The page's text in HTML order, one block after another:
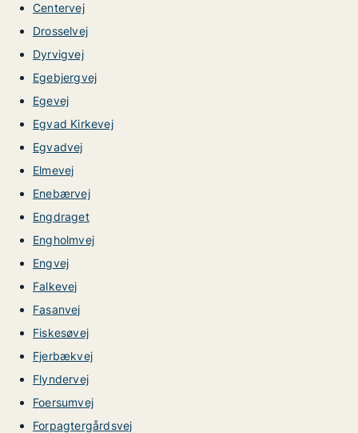
Centervej
Drosselvej
Dyrvigvej
Egebjergvej
Egevej
Egvad Kirkevej
Egvadvej
Elmevej
Enebærvej
Engdraget
Engholmvej
Engvej
Falkevej
Fasanvej
Fiskesøvej
Fjerbækvej
Flyndervej
Foersumvej
Forpagtergårdsvej